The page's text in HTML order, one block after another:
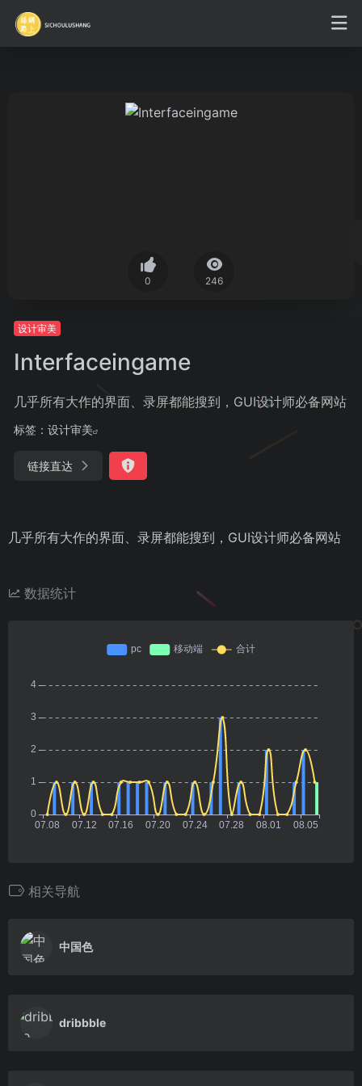
0 246
设计审美
Interfaceingame
几乎所有大作的界面、录屏都能搜到，GUI设计师必备网站
标签： 设计审美
链接直达
几乎所有大作的界面、录屏都能搜到，GUI设计师必备网站
数据统计
相关导航
中国色
dribbble